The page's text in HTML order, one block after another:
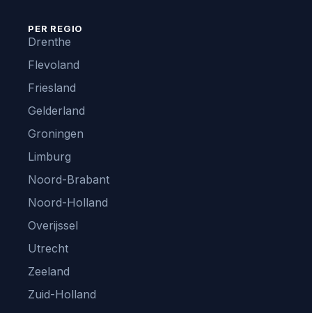
PER REGIO
Drenthe
Flevoland
Friesland
Gelderland
Groningen
Limburg
Noord-Brabant
Noord-Holland
Overijssel
Utrecht
Zeeland
Zuid-Holland